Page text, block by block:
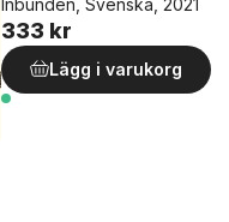
Inbunden, Svenska, 2021
333 kr
Lägg i varukorg